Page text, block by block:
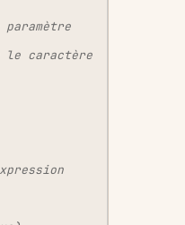
caractère